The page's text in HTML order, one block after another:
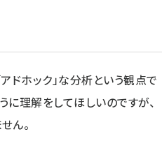
ドホック」な分析という観点で
に理解をしてほしいのですが、
ん。